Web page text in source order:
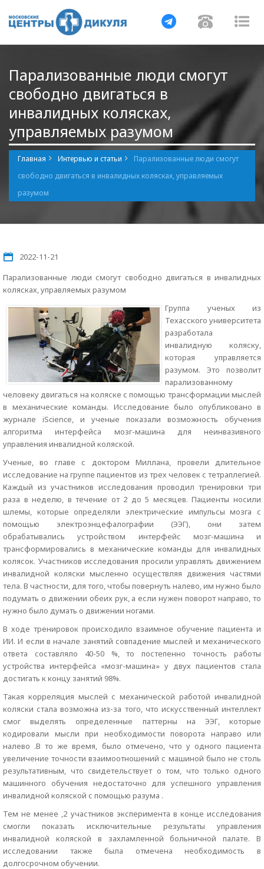
Навигация
Парализованные люди смогут
свободно двигаться в
инвалидных колясках,
управляемых разумом
Главная Интервью и статьи
Парализованные люди смогут
свободно двигаться в инвалидных колясках, управляемых
разумом
2022-11-21
Парализованные люди смогут свободно двигаться в инвалидных
колясках, управляемых разумом
Группа ученых из
Техасского университета
разработала
инвалидную коляску,
которая управляется
разумом. Это позволит
парализованному
человеку двигаться на коляске с помощью трансформации мыслей
в механические команды. Исследование было опубликовано в
журнале iScience, и ученые показали возможность обучения
алгоритма интерфейса мозг-машина для неинвазивного
управления инвалидной коляской.
Ученые, во главе с доктором Миллана, провели длительное
исследование на группе пациентов из трех человек с тетраплегией.
Каждый из участников исследования проводил тренировки три
раза в неделю, в течение от 2 до 5 месяцев. Пациенты носили
шлемы, которые определяли электрические импульсы мозга с
помощью электроэнцефалографии (ЭЭГ), они затем
обрабатывались устройством интерфейс мозг-машина и
трансформировались в механические команды для инвалидных
колясок. Участников исследования просили управлять движением
инвалидной коляски мысленно осуществляя движения частями
тела. В частности, для того, чтобы повернуть налево, им нужно было
подумать о движении обеих рук, а если нужен поворот направо, то
нужно было думать о движении ногами.
В ходе тренировок происходило взаимное обучение пациента и
ИИ. И если в начале занятий совпадение мыслей и механического
ответа составляло 40-50 %, то постепенно точность работы
устройства интерфейса «мозг-машина» у двух пациентов стала
достигать к концу занятий 98%.
Такая корреляция мыслей с механической работой инвалидной
коляски стала возможна из-за того, что искусственный интеллект
смог выделять определенные паттерны на ЭЭГ, которые
кодировали мысли при необходимости поворота направо или
налево .В то же время, было отмечено, что у одного пациента
увеличение точности взаимоотношений с машиной было не столь
результативным, что свидетельствует о том, что только одного
машинного обучения недостаточно для успешного управления
инвалидной коляской с помощью разума .
Тем не менее ,2 участников эксперимента в конце исследования
смогли показать исключительные результаты управления
инвалидной коляской в захламленной больничной палате. В
исследовании также была отмечена необходимость в
долгосрочном обучении.